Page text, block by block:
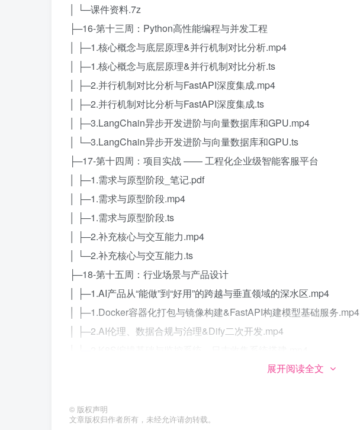
│ └─课件资料.7z
├─16-第十三周：Python高性能编程与并发工程
│ ├─1.核心概念与底层原理&并行机制对比分析.mp4
│ ├─1.核心概念与底层原理&并行机制对比分析.ts
│ ├─2.并行机制对比分析与FastAPI深度集成.mp4
│ ├─2.并行机制对比分析与FastAPI深度集成.ts
│ ├─3.LangChain异步开发进阶与向量数据库和GPU.mp4
│ └─3.LangChain异步开发进阶与向量数据库和GPU.ts
├─17-第十四周：项目实战 —— 工程化企业级智能客服平台
│ ├─1.需求与原型阶段_笔记.pdf
│ ├─1.需求与原型阶段.mp4
│ ├─1.需求与原型阶段.ts
│ ├─2.补充核心与交互能力.mp4
│ └─2.补充核心与交互能力.ts
├─18-第十五周：行业场景与产品设计
│ ├─1.AI产品从“能做”到“好用”的跨越与垂直领域的深水区.mp4
│ ├─1.Docker容器化打包与镜像构建&FastAPI构建模型基础服务.mp4
│ ├─2.AI伦理、数据合规与治理&Dify二次开发.mp4
│ │ ├─01-能源行业基于大模型的数据治理和人工智能应用实践.pdf
│ │ ├─02-QAnything：大模型驱动下的知识库问答体系革新与实践.pdf
展开阅读全文
© 版权声明
文章版权归作者所有，未经允许请勿转载。